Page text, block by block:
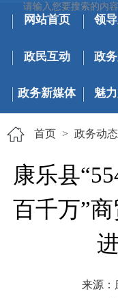
网站首页 领
政民互动 政
政务新媒体 魅
首页 > 政务动态
康乐县
百千万”
来源：